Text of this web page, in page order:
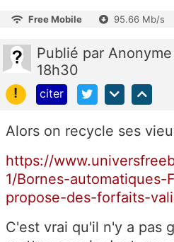
Free Mobile 95.66 Mb/s
Publié par Anonyme
18h30
!
citer
Alors on recycle ses
https://
1/Bornes-automatiques-
propose-des-forfaits-
C'est vrai qu'il n'y a pas